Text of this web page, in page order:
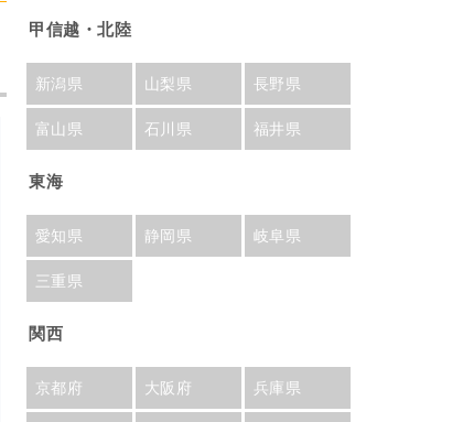
甲信越・北陸
新潟県 山梨県 長野県
富山県 石川県 福井県
東海
愛知県 静岡県 岐阜県
三重県
関西
京都府 大阪府 兵庫県